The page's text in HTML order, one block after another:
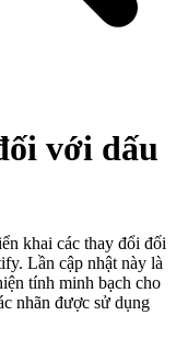
với dấu
khai các thay đổi đối
Lần cập nhật này là
tính minh bạch cho
nhãn được sử dụng